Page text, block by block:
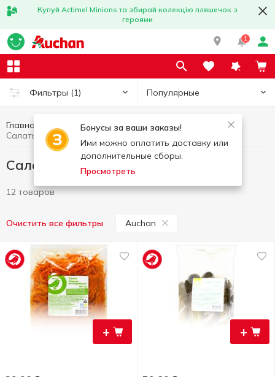
Купуй Actimel Minions та збирай колекцію пляшечок з
героями
1
Фильтры (1) Популярные
Бонусы за ваши заказы!
Ими можно оплатить доставку или
дополнительные сборы.
Просмотреть
Главная Фрукты и овощи
Салаты и соления
Салаты и соления Auchan
Салаты и соления Auchan
12 товаров
Очистить все фильтры Auchan
+ +